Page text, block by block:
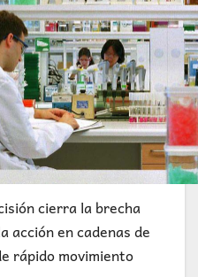
cierra la brecha
acción en cadenas de
rápido movimiento